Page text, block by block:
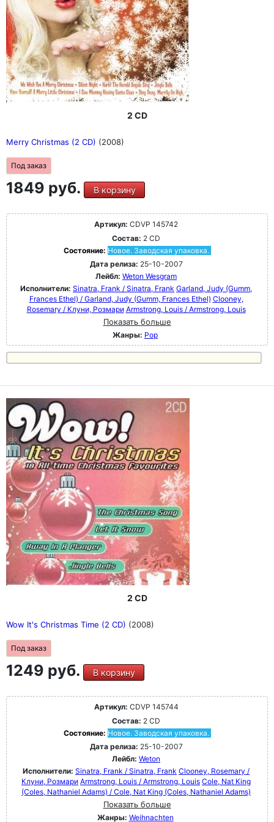
2 CD
Merry Christmas (2 CD) (2008)
Под заказ
1849 руб. В корзину
Артикул: CDVP 145742
Состав: 2 CD
Состояние: Новое. Заводская упаковка.
Дата релиза: 25-10-2007
Лейбл: Weton Wesgram
Исполнители: Sinatra, Frank / Sinatra, Frank Garland, Judy (Gumm,
Frances Ethel) / Garland, Judy (Gumm, Frances Ethel) Clooney,
Rosemary / Клуни, Розмари Armstrong, Louis / Armstrong, Louis
Показать больше
Жанры: Pop
2 CD
Wow It's Christmas Time (2 CD) (2008)
Под заказ
1249 руб. В корзину
Артикул: CDVP 145744
Состав: 2 CD
Состояние: Новое. Заводская упаковка.
Дата релиза: 25-10-2007
Лейбл: Weton
Исполнители: Sinatra, Frank / Sinatra, Frank Clooney, Rosemary /
Клуни, Розмари Armstrong, Louis / Armstrong, Louis Cole, Nat King
(Coles, Nathaniel Adams) / Cole, Nat King (Coles, Nathaniel Adams)
Показать больше
Жанры: Weihnachten